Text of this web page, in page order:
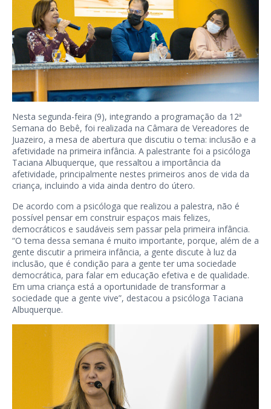
Nesta segunda-feira (9), integrando a programação da 12ª
Semana do Bebê, foi realizada na Câmara de Vereadores de
Juazeiro, a mesa de abertura que discutiu o tema: inclusão e a
afetividade na primeira infância. A palestrante foi a psicóloga
Taciana Albuquerque, que ressaltou a importância da
afetividade, principalmente nestes primeiros anos de vida da
criança, incluindo a vida ainda dentro do útero.
De acordo com a psicóloga que realizou a palestra, não é
possível pensar em construir espaços mais felizes,
democráticos e saudáveis sem passar pela primeira infância.
“O tema dessa semana é muito importante, porque, além de a
gente discutir a primeira infância, a gente discute à luz da
inclusão, que é condição para a gente ter uma sociedade
democrática, para falar em educação efetiva e de qualidade.
Em uma criança está a oportunidade de transformar a
sociedade que a gente vive”, destacou a psicóloga Taciana
Albuquerque.